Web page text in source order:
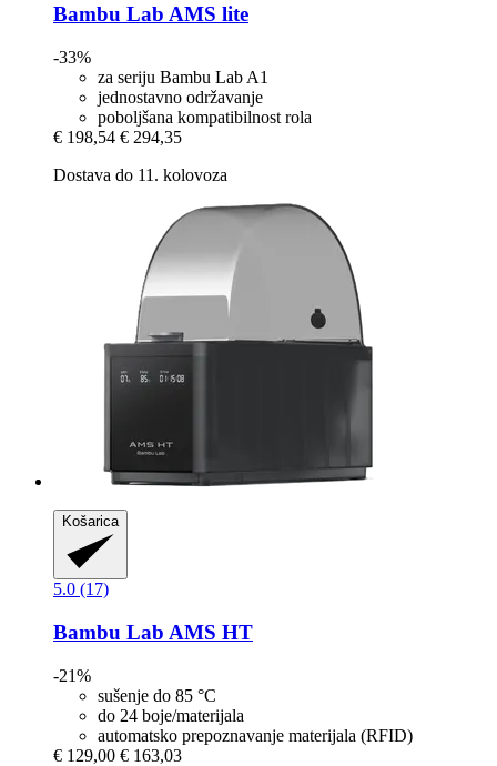
Bambu Lab AMS lite
-33%
za seriju Bambu Lab A1
jednostavno održavanje
poboljšana kompatibilnost rola
€ 198,54 € 294,35
Dostava do 11. kolovoza
Košarica
5.0 (17)
Bambu Lab AMS HT
-21%
sušenje do 85 °C
do 24 boje/materijala
automatsko prepoznavanje materijala (RFID)
€ 129,00 € 163,03